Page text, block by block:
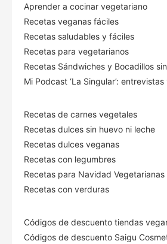
Aprender a cocinar vegetariano
Recetas veganas fáciles
Recetas saludables y fáciles
Recetas para vegetarianos
Recetas Sándwiches y Bocadillos
Mi Podcast ‘La Singular’:
Recetas de carnes vegetales
Recetas dulces sin huevo ni leche
Recetas dulces veganas
Recetas con legumbres
Recetas para Navidad Vegetarianas
Recetas con verduras
Códigos de descuento tiendas
Códigos de descuento Saigu